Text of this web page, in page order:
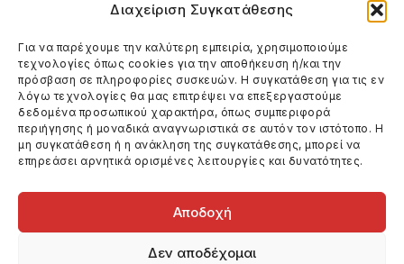
Διαχείριση Συγκατάθεσης
Για να παρέχουμε την καλύτερη εμπειρία, χρησιμοποιούμε
τεχνολογίες όπως cookies για την αποθήκευση ή/και την
πρόσβαση σε πληροφορίες συσκευών. Η συγκατάθεση για τις εν
λόγω τεχνολογίες θα μας επιτρέψει να επεξεργαστούμε
δεδομένα προσωπικού χαρακτήρα, όπως συμπεριφορά
περιήγησης ή μοναδικά αναγνωριστικά σε αυτόν τον ιστότοπο. Η
μη συγκατάθεση ή η ανάκληση της συγκατάθεσης, μπορεί να
επηρεάσει αρνητικά ορισμένες λειτουργίες και δυνατότητες.
Αποδοχή
Δεν αποδέχομαι
Πολιτική Cookies (ΕΕ)
Στοιχεία Επικοινωνίας
Καλεσέ μας
(+30) 6974123481
Στείλε μας email
info@filmandtheater.gr